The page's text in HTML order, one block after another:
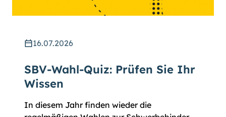
16.07.2026
SBV-Wahl-Quiz: Prüfen Sie Ihr
Wissen
In diesem Jahr finden wieder die